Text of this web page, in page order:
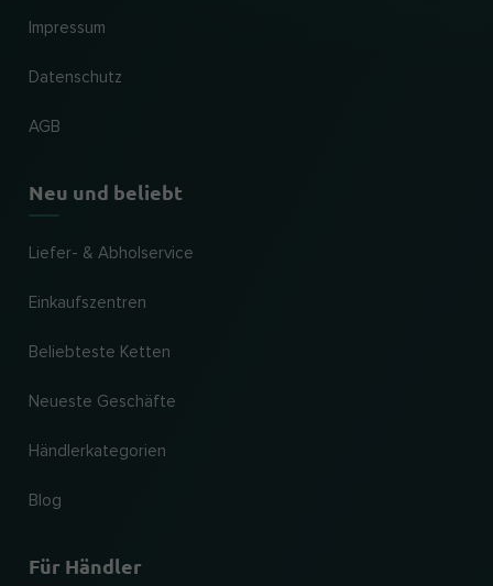
Impressum
Datenschutz
AGB
Neu und beliebt
Liefer- & Abholservice
Einkaufszentren
Beliebteste Ketten
Neueste Geschäfte
Händlerkategorien
Blog
Für Händler